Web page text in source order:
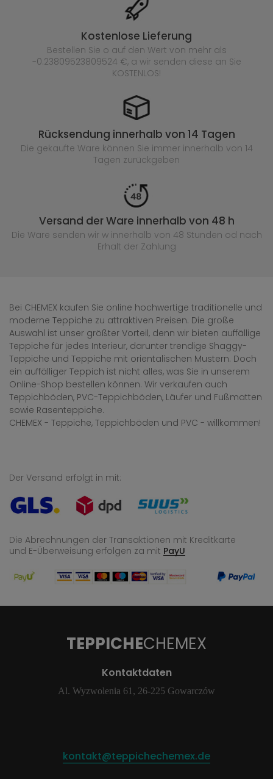
Kostenlose Lieferung
Bestellen Sie o auf den Wert von mehr als
-0.23809523809524 €, a wir senden diese an Sie
KOSTENLOS!
Rücksendung innerhalb von 14 Tagen
Die gekaufte Ware können Sie immer innerhalb von 14
Tagen zurückgeben
Versand der Ware innerhalb von 48 h
Die Ware senden wir w innerhalb von 48 Stunden od nach
Erhalt der Zahlung
Bei CHEMEX kaufen Sie online hochwertige traditionelle und
moderne Teppiche zu attraktiven Preisen. Die große
Auswahl ist unser größter Vorteil, denn wir bieten auffällige
Teppiche für jedes Interieur, darunter trendige Shaggy-
Teppiche und Teppiche mit orientalischen Mustern. Doch
ein auffälliger Teppich ist nicht alles, was Sie in unserem
Online-Shop bestellen können. Wir verkaufen auch
Teppichböden, PVC-Teppichböden, Läufer und Fußmatten
sowie Rasenteppiche.
CHEMEX - Teppiche, Teppichböden und PVC - willkommen!
Der Versand erfolgt in mit:
Die Abrechnungen der Transaktionen mit Kreditkarte
und E-Überweisung erfolgen za mit PayU
TEPPICHECHEMEX
Kontaktdaten
Al. Wyzwolenia 61, 26-225 Gowarczów
kontakt@teppichechemex.de